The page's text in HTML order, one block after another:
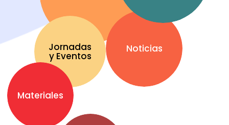
Materiales
Jornadas
y Eventos
Noticias